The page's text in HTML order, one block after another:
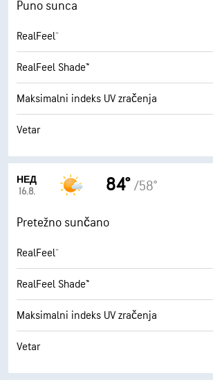
Puno sunca
RealFeel®
RealFeel Shade™
Maksimalni indeks UV zračenja
Vetar
НЕД
16.8.
84° /58°
Pretežno sunčano
RealFeel®
RealFeel Shade™
Maksimalni indeks UV zračenja
Vetar